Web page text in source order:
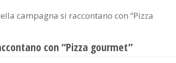
campagna si raccontano con “Pizza
con “Pizza gourmet”